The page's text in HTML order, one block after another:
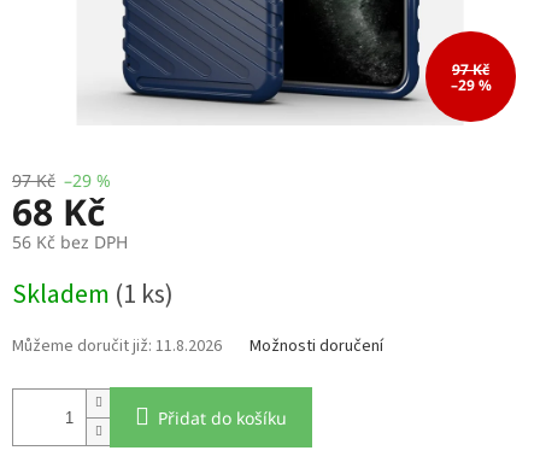
97 Kč
–29 %
97 Kč –29 %
68 Kč
56 Kč bez DPH
cena:
Skladem (1 ks)
11.8.2026 Možnosti doručení
Přidat do košíku